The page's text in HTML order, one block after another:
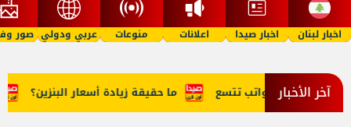
اخبار لبنان اخبار صيدا اعلانات منوعات عربي ودولي صور
آخر الأخبار أبٌ يعتدي ما حقيقة زيادة أسعار البنزين؟ تتسع